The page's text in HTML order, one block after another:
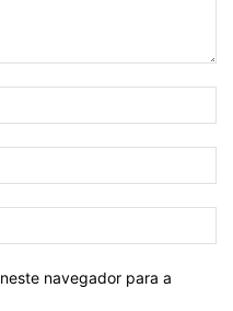
navegador para a